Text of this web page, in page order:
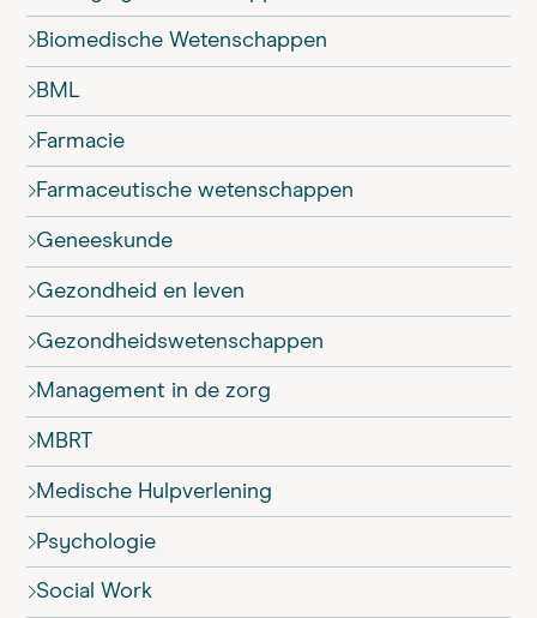
Biomedische Wetenschappen
BML
Farmacie
Farmaceutische wetenschappen
Geneeskunde
Gezondheid en leven
Gezondheids­wetenschappen
Management in de zorg
MBRT
Medische Hulpverlening
Psychologie
Social Work